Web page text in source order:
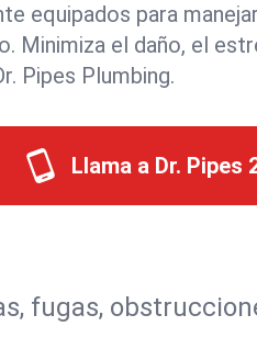
equipados para
Minimiza el daño, el
Pipes Plumbing.
Llama a Dr. Pipes
fugas,